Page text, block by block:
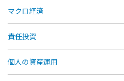
マクロ経済
責任投資
個人の資産運用